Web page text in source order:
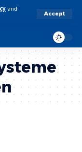
and
Accept